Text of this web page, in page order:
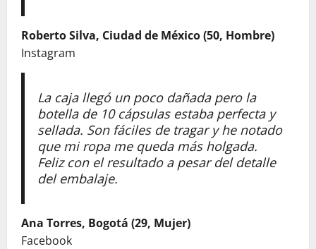
Roberto Silva, Ciudad de México (50, Hombre)
Instagram
La caja llegó un poco dañada pero la
botella de 10 cápsulas estaba perfecta y
sellada. Son fáciles de tragar y he notado
que mi ropa me queda más holgada.
Feliz con el resultado a pesar del detalle
del embalaje.
Ana Torres, Bogotá (29, Mujer)
Facebook